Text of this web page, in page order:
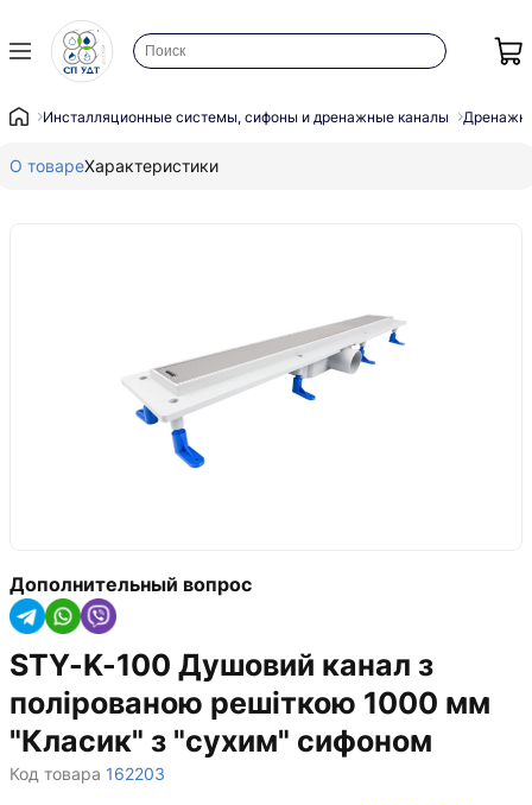
Инсталляционные системы, сифоны и дренажные каналы
О товареХарактеристики
Дополнительный вопрос
STY-K-100 Душовий канал з
полірованою решіткою 1000 мм
"Класик" з "сухим" сифоном
Код товара 162203